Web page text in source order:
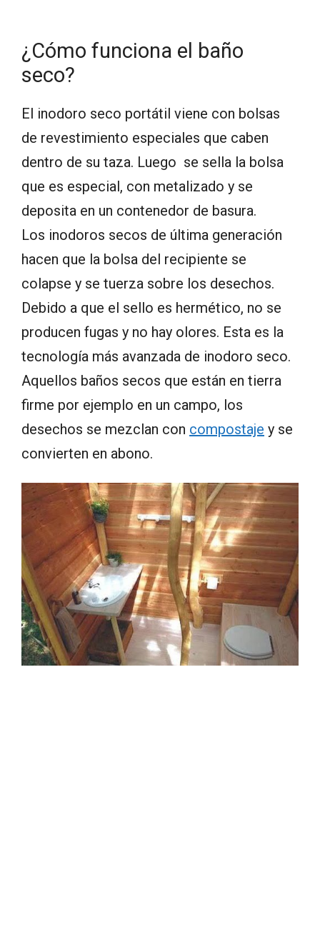
¿Cómo funciona el baño
seco?
El inodoro seco portátil viene con bolsas
de revestimiento especiales que caben
dentro de su taza. Luego se sella la bolsa
que es especial, con metalizado y se
deposita en un contenedor de basura.
Los inodoros secos de última generación
hacen que la bolsa del recipiente se
colapse y se tuerza sobre los desechos.
Debido a que el sello es hermético, no se
producen fugas y no hay olores. Esta es la
tecnología más avanzada de inodoro seco.
Aquellos baños secos que están en tierra
firme por ejemplo en un campo, los
desechos se mezclan con compostaje y se
convierten en abono.